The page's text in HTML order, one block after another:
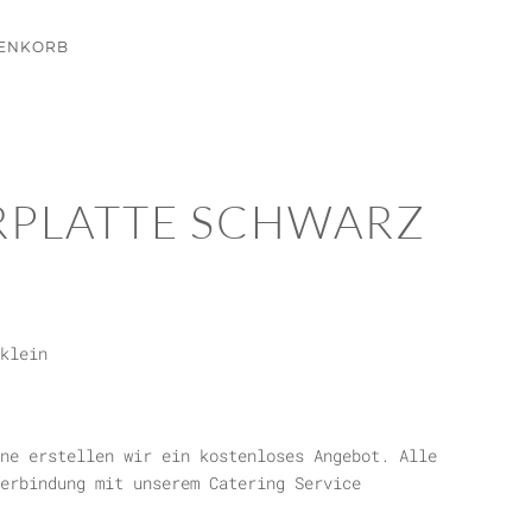
SCHWARZ
erstellen wir ein kostenloses Angebot. Alle
mit unserem Catering Service